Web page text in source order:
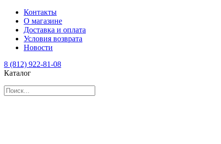
Контакты
О магазине
Доставка и оплата
Условия возврата
Новости
8 (812) 922-81-08
Каталог